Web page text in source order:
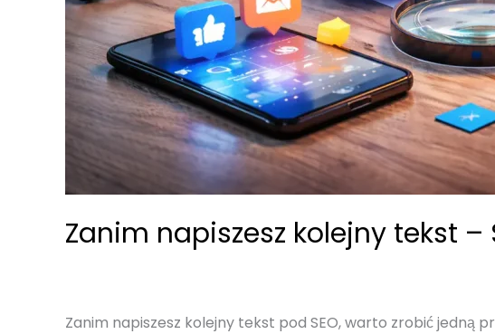
Zanim napiszesz kolejny tekst
Zanim napiszesz kolejny tekst pod SEO, warto zrobić jedną